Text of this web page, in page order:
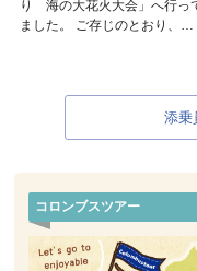
り 海の大花火大会」へ行っ
ました。 ご存じのとおり、
添乗
コロンブスツアー